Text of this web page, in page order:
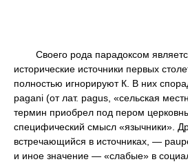
Своего рода парадоксом
исторические источники первых
полностью игнорируют К. В них
pagani (от лат. pagus, «сельская
термин приобрел под пером
специфический смысл «язычники».
встречающийся в источниках, —
и иное значение — «слабые» в